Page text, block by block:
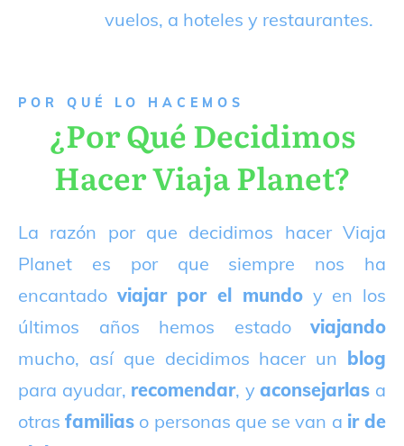
vuelos, a hoteles y restaurantes.
P OR QUÉ LO HACEMOS
¿Por Qué Decidimos
Hacer Viaja Planet?
La razón por que decidimos hacer Viaja
Planet es por que siempre nos ha
encantado viajar por el mundoy en los
últimos años hemos estado viajando
mucho, así que decidimos hacer un blog
para ayudar, recomendar, yaconsejarlas a
otrasfamilias o personas que se van a ir de